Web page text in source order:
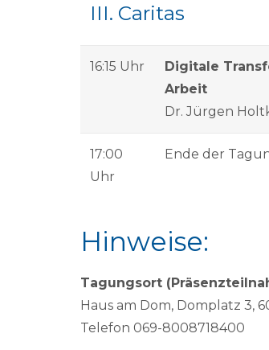
III. Caritas
16:15 Uhr
Digitale
Arbeit
Dr. Jürgen
17:00
Uhr
Ende der
Hinweise:
Tagungsort
Haus am Dom, Domplatz 3,
Telefon 069-8008718400